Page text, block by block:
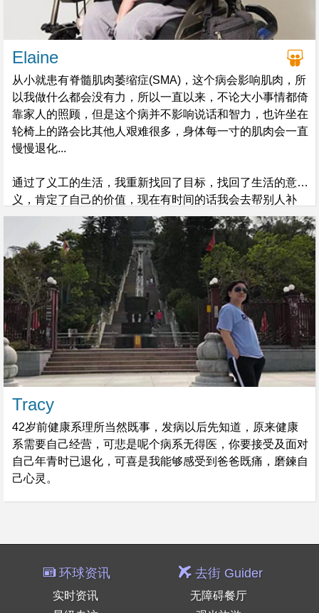
Elaine
从小就患有脊髓肌肉萎缩症(SMA)，这个病会影响肌肉，所
以我做什么都会没有力，所以一直以来，不论大小事情都倚
靠家人的照顾，但是这个病并不影响说话和智力，也许坐在
轮椅上的路会比其他人艰难很多，身体每一寸的肌肉会一直
慢慢退化...
通过了义工的生活，我重新找回了目标，找回了生活的意
义，肯定了自己的价值，现在有时间的话我会去帮别人补
习，或者做一下义工。
Tracy
42岁前健康系理所当然既事，发病以后先知道，原来健康
系需要自己经营，可悲是呢个病系无得医，你要接受及面对
自己年青时已退化，可喜是我能够感受到爸爸既痛，磨鍊自
己心灵。
环球资讯
实时资讯
去街 Guider
无障碍餐厅